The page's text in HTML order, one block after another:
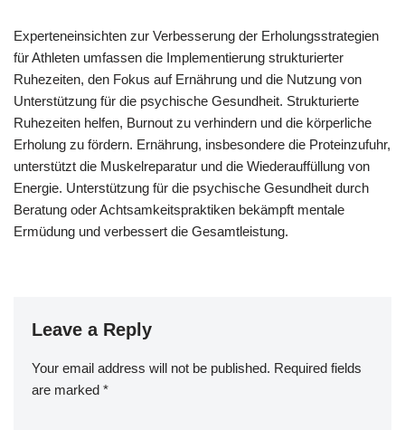
Experteneinsichten zur Verbesserung der Erholungsstrategien
für Athleten umfassen die Implementierung strukturierter
Ruhezeiten, den Fokus auf Ernährung und die Nutzung von
Unterstützung für die psychische Gesundheit. Strukturierte
Ruhezeiten helfen, Burnout zu verhindern und die körperliche
Erholung zu fördern. Ernährung, insbesondere die Proteinzufuhr,
unterstützt die Muskelreparatur und die Wiederauffüllung von
Energie. Unterstützung für die psychische Gesundheit durch
Beratung oder Achtsamkeitspraktiken bekämpft mentale
Ermüdung und verbessert die Gesamtleistung.
Leave a Reply
Your email address will not be published. Required fields
are marked *